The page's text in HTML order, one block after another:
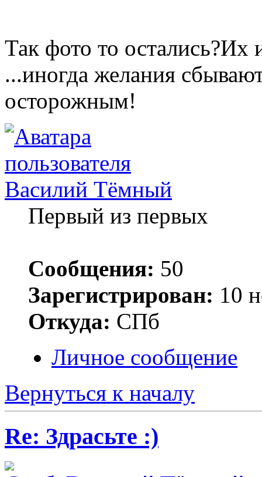
Так фото то остались?Их
...иногда желания
осторожным!
Василий Тёмный
Первый из первых
Сообщения: 50
Зарегистрирован: 10
Откуда: СПб
Личное сообщение
Вернуться к началу
Re: Здрасьте :)